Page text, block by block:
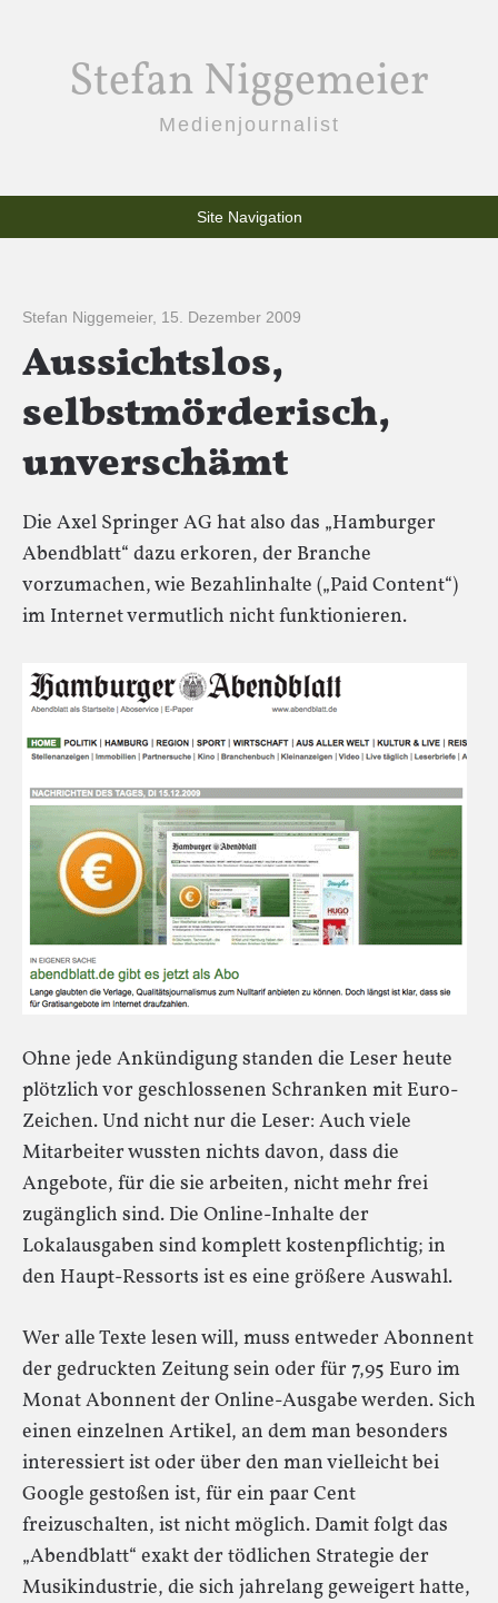
Stefan Niggemeier
Medienjournalist
Site Navigation
Stefan Niggemeier, 15. Dezember 2009
Aussichtslos,
selbstmörderisch,
unverschämt
Die Axel Springer AG hat also das „Hamburger
Abendblatt“ dazu erkoren, der Branche
vorzumachen, wie Bezahlinhalte („Paid Content“)
im Internet vermutlich nicht funktionieren.
Ohne jede Ankündigung standen die Leser heute
plötzlich vor geschlossenen Schranken mit Euro-
Zeichen. Und nicht nur die Leser: Auch viele
Mitarbeiter wussten nichts davon, dass die
Angebote, für die sie arbeiten, nicht mehr frei
zugänglich sind. Die Online-Inhalte der
Lokalausgaben sind komplett kostenpflichtig; in
den Haupt-Ressorts ist es eine größere Auswahl.
Wer alle Texte lesen will, muss entweder Abonnent
der gedruckten Zeitung sein oder für 7,95 Euro im
Monat Abonnent der Online-Ausgabe werden. Sich
einen einzelnen Artikel, an dem man besonders
interessiert ist oder über den man vielleicht bei
Google gestoßen ist, für ein paar Cent
freizuschalten, ist nicht möglich. Damit folgt das
„Abendblatt“ exakt der tödlichen Strategie der
Musikindustrie, die sich jahrelang geweigert hatte,